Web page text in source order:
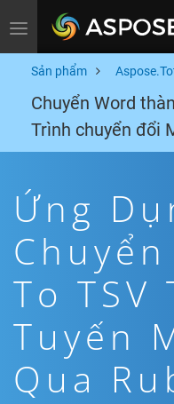
Toggle navigation
Sản phẩm
Chuyển Word
Trình chuyển đổi
Ứng
To TSV
Tuyến
Qua